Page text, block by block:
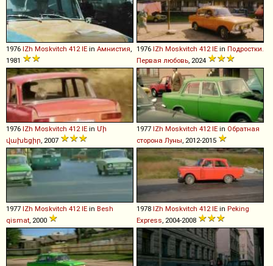
1976 IZh Moskvitch 412 IE in Амнистия,
1981
1976 IZh Moskvitch 412 IE in Подростки.
Первая любовь, 2024
1976 IZh Moskvitch 412 IE in Մի
վախեցիր, 2007
1977 IZh Moskvitch 412 IE in Обратная
сторона Луны, 2012-2015
1977 IZh Moskvitch 412 IE in Besh
qismat, 2000
1978 IZh Moskvitch 412 IE in Peking
Express, 2004-2008